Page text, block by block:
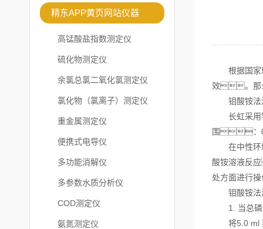
精东APP黄页网站仪器
高锰酸盐指数测定仪
硫化物测定仪
余氯总氯二氧化氯测定仪
氯化物（氯离子）测定仪
重金属测定仪
便携式电导仪
多功能消解仪
多参数水质分析仪
COD测定仪
氨氮测定仪
根据国家
效。
钼酸铵法
长虹采用
围：
在中性环
酸铵溶液反
处方面进行
钼酸铵法
1. 当总磷
将5.0 ml